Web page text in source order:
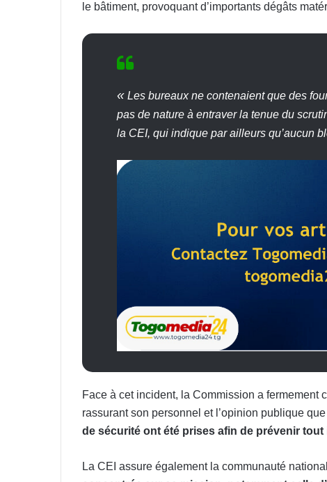
le bâtiment, provoquant d’importants dégâts
« Les bureaux ne contenaient que des
pas de nature à entraver la tenue du
la CEI, qui indique par ailleurs qu’aucun
Face à cet incident, la Commission a fermement
rassurant son personnel et l’opinion publique que
de sécurité ont été prises afin de prévenir
La CEI assure également la communauté